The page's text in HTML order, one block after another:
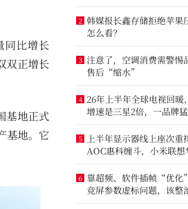
同比增长
双正增长
基地正式
基地。它
2 韩媒报长鑫存储拒绝苹果
怎么看？
3 注意了，空调消费需警惕
售后“缩水”
4 26年上半年全球电视回暖
增速是三星2倍，一品牌
14.8%
5
上半年显示器线上座次重
AOC惠科缠斗，小米联想
前八
6 靠超频、软件插帧“优化
竞屏参数虚标问题，该整